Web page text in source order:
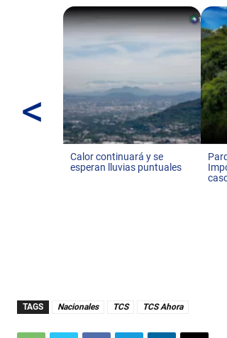
<
Calor continuará y se
esperan lluvias puntuales
TAGS Nacionales TCS TCS Ahora